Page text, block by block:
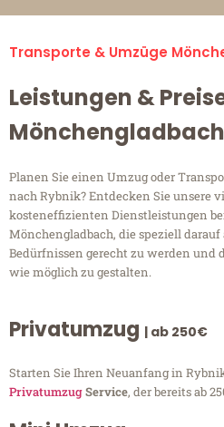
Transporte & Umzüge
Leistungen &
Planen Sie einen Umzug oder
nach Rybnik? Entdecken Sie unsere
kosteneffizienten Dienstleistungen
Mönchengladbach, die speziell
Bedürfnissen gerecht zu werden und
wie möglich zu gestalten.
Privatumzug | ab 250€
Starten Sie Ihren Neuanfang in
PrivatumzugService, der bereits ab